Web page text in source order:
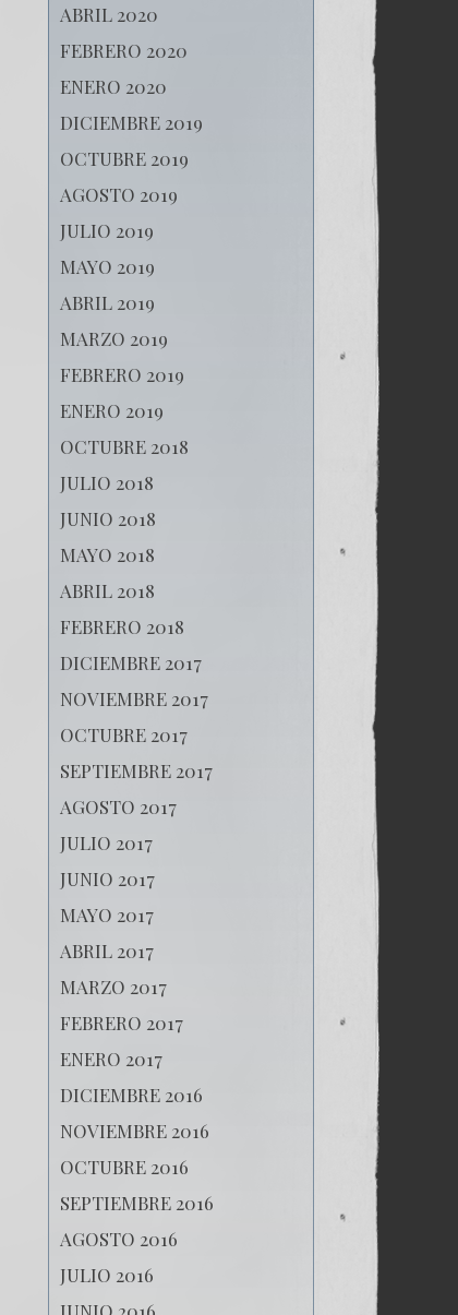
ABRIL 2020
FEBRERO 2020
ENERO 2020
DICIEMBRE 2019
OCTUBRE 2019
AGOSTO 2019
JULIO 2019
MAYO 2019
ABRIL 2019
MARZO 2019
FEBRERO 2019
ENERO 2019
OCTUBRE 2018
JULIO 2018
JUNIO 2018
MAYO 2018
ABRIL 2018
FEBRERO 2018
DICIEMBRE 2017
NOVIEMBRE 2017
OCTUBRE 2017
SEPTIEMBRE 2017
AGOSTO 2017
JULIO 2017
JUNIO 2017
MAYO 2017
ABRIL 2017
MARZO 2017
FEBRERO 2017
ENERO 2017
DICIEMBRE 2016
NOVIEMBRE 2016
OCTUBRE 2016
SEPTIEMBRE 2016
AGOSTO 2016
JULIO 2016